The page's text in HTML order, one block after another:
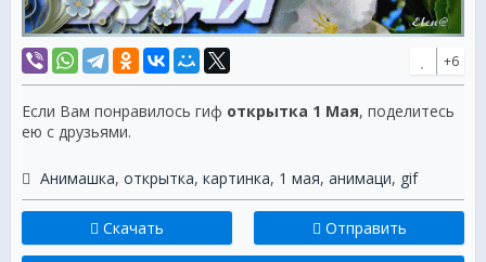
+6
Если Вам понравилось гиф открытка 1 Мая, поделитесь
ею с друзьями.
Анимашка, открытка, картинка, 1 мая, анимаци, gif
Скачать Отправить